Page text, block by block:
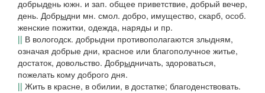
добрыдень южн. и зап. общее приветствие, добрый вечер,
день. Добрыдни мн. смол. добро, имущество, скарб, особ.
женские пожитки, одежда, наряды и пр.
|| В вологодск. добрыдни противополагаются злыдням,
означая добрые дни, красное или благополучное житье,
достаток, довольство. Добрыдничать, здороваться,
пожелать кому доброго дня.
|| Жить в красне, в обилии, в достатке; благоденствовать.